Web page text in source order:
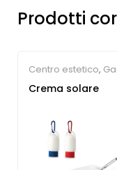
Prodotti
Centro estetico,
Estate
Crema solare